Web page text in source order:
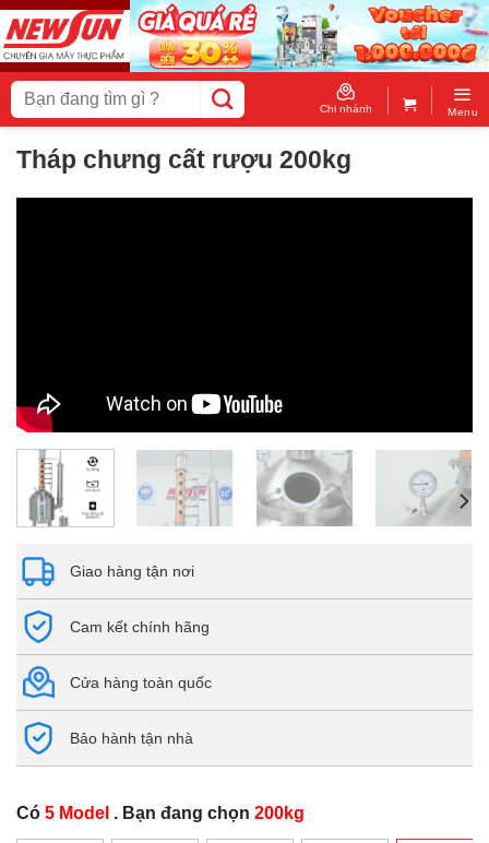
Skip
to
content
Tìm
kiếm:
Chi nhánh Menu
Tháp chưng cất rượu 200kg
Giao hàng tận nơi
Cam kết chính hãng
Cửa hàng toàn quốc
Bảo hành tận nhà
Có 5 Model . Bạn đang chọn 200kg